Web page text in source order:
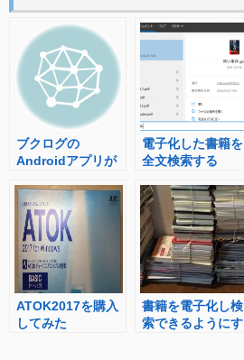
ブクログの
Androidアプリが
電子化した書籍を
全文検索する
ATOK2017を購入
してみた
書籍を電子化し検
索できるようにす